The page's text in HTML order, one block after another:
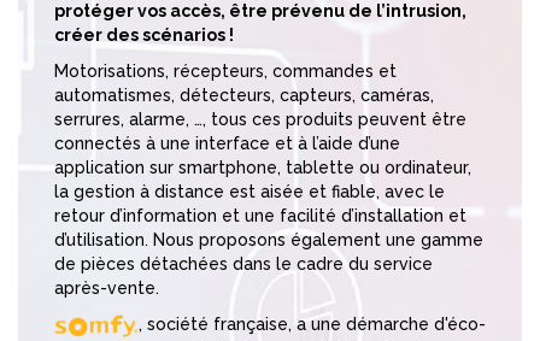
protéger vos accès, être prévenu de l’intrusion,
créer des scénarios !
Motorisations, récepteurs, commandes et
automatismes, détecteurs, capteurs, caméras,
serrures, alarme, …, tous ces produits peuvent être
connectés à une interface et à l’aide d’une
application sur smartphone, tablette ou ordinateur,
la gestion à distance est aisée et fiable, avec le
retour d’information et une facilité d’installation et
d’utilisation. Nous proposons également une gamme
de pièces détachées dans le cadre du service
après-vente.
, société française, a une démarche d'éco-